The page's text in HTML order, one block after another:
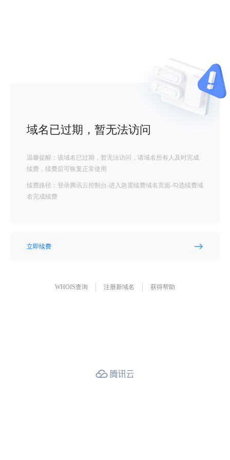
域名已过期，暂无法访问
温馨提醒：该域名已过期，暂无法访问，请域名所有人及时完成
续费，续费后可恢复正常使用
续费路径：登录腾讯云控制台-进入急需续费域名页面-勾选续费域
名完成续费
立即续费
WHOIS查询 注册新域名 获得帮助